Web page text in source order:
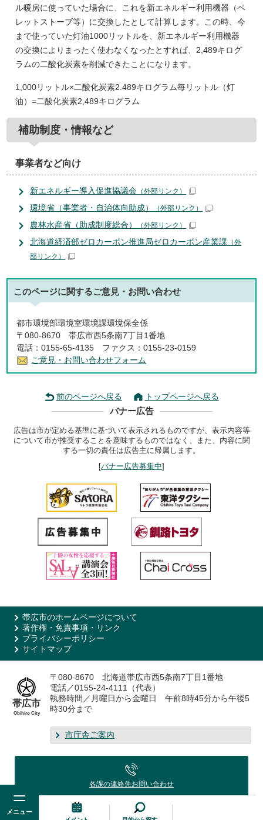
ル暖房に使っていた場合に、これを新エネルギー利用機器（ペ
レットストーブ等）に交換したとして計算します。この時、今
まで使っていた灯油1000リットルを、新エネルギー利用機器
の交換によりまったく使わなくなったとすれば、2,489キログ
ラムの二酸化炭素を削減できたことになります。
1,000リットル×二酸化炭素2.489キログラム毎リットル（灯
油）=二酸化炭素2,489キログラム
補助制度・情報など
事業者など向け
新エネルギー導入促進協議会 （外部リンク）
環境省（事業者・自治体向助成） （外部リンク）
農林水産省（助成制度総合） （外部リンク）
北海道経済部ゼロカーボン推進局ゼロカーボン産業課 （外
部リンク）
このページに関するご意見・お問い合わせ
都市環境部環境室環境課環境保全係
〒080-8670 帯広市西5条南7丁目1番地
電話：0155-65-4135 ファクス：0155-23-0159
ご意見・お問い合わせフォーム
メニュー
前のページへ戻る トップページへ戻る
バナー広告
広告は市が定める基準に基づいて表示されるものですが、表示内容等
について市が推奨することを意味するものではなく、また、内容に関
する一切の責任は広告主に帰属します。
[バナー広告募集中]
帯広市のホームページについて
著作権・免責事項・リンク
プライバシーポリシー
サイトマップ
帯広市
Obihiro City
〒080-8670 北海道帯広市西5条南7丁目1番地
電話／0155-24-4111（代表）
執務時間／月曜日から金曜日 午前8時45分から午後5
時30分まで
市庁舎ご案内
各課の連絡先お問い合わせ